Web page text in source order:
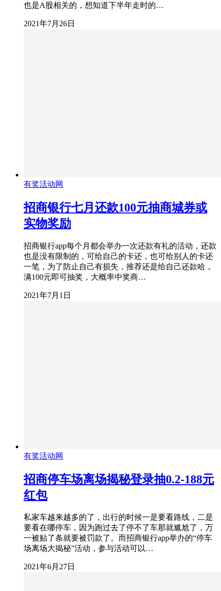
也是A股相关的，想知道下半年走时的…
2021年7月26日
有奖活动网
招商银行七月还款100元抽商城券或
实物奖励
招商银行app每个月都会举办一次还款有礼的活动，还款
也是没有限制的，可给自己的卡还，也可给别人的卡还
一笔，为了防止自己有损失，推荐还是给自己还款哈，
满100元即可抽奖，大概率中奖商…
2021年7月1日
有奖活动网
招商停车场离场揭秘登录抽0.2-188元
红包
私家车越来越多的了，出行的时候一是要看路线，二是
要看在哪停车，因为跑过去了停不了车那就尴尬了，万
一被贴了条就要被罚款了。而招商银行app举办的“停车
场离场大揭秘”活动，参与活动可以…
2021年6月27日